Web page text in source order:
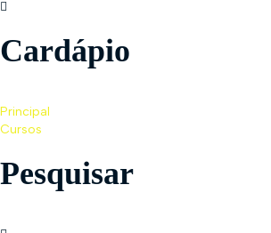
Cardápio
Principal
Cursos
Pesquisar